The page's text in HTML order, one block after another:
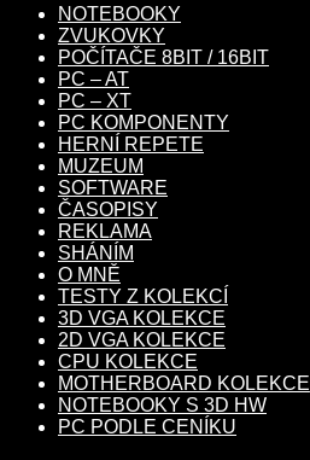
NOTEBOOKY
ZVUKOVKY
POČÍTAČE 8BIT / 16BIT
PC – AT
PC – XT
PC KOMPONENTY
HERNÍ REPETE
MUZEUM
SOFTWARE
ČASOPISY
REKLAMA
SHÁNÍM
O MNĚ
TESTY Z KOLEKCÍ
3D VGA KOLEKCE
2D VGA KOLEKCE
CPU KOLEKCE
MOTHERBOARD KOLEKCE
NOTEBOOKY S 3D HW
PC PODLE CENÍKU